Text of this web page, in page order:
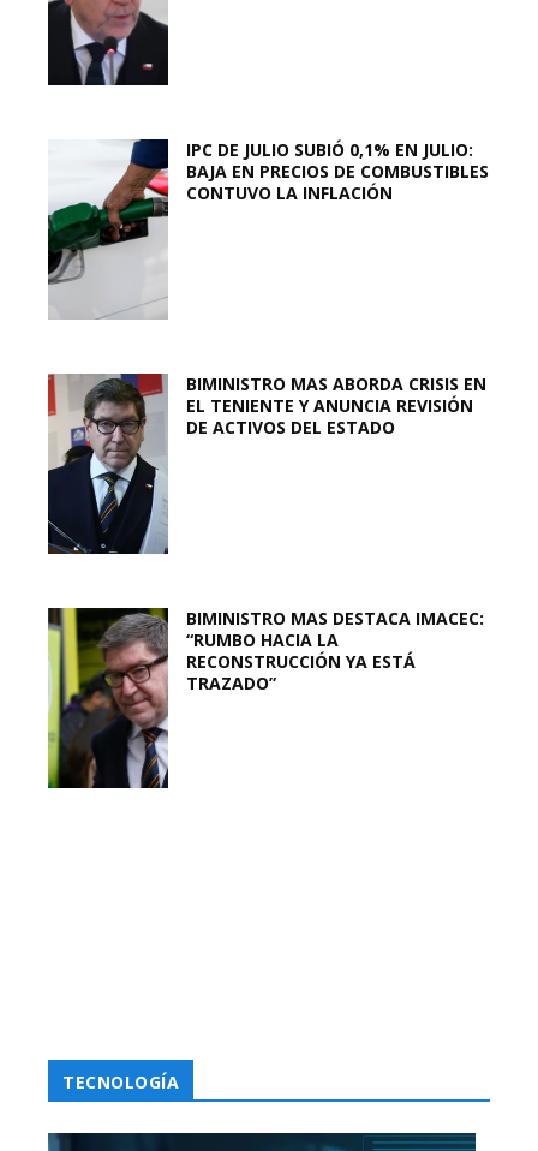
IPC DE JULIO SUBIÓ 0,1% EN JULIO:
BAJA EN PRECIOS DE COMBUSTIBLES
CONTUVO LA INFLACIÓN
BIMINISTRO MAS ABORDA CRISIS EN
EL TENIENTE Y ANUNCIA REVISIÓN
DE ACTIVOS DEL ESTADO
BIMINISTRO MAS DESTACA IMACEC:
“RUMBO HACIA LA
RECONSTRUCCIÓN YA ESTÁ
TRAZADO”
TECNOLOGÍA